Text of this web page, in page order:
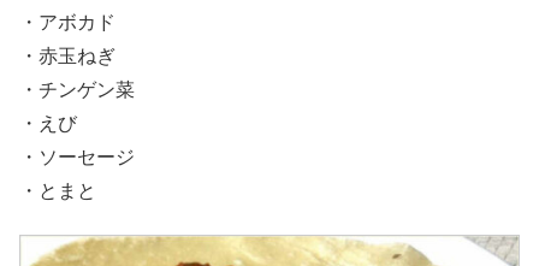
・アボカド
・赤玉ねぎ
・チンゲン菜
・えび
・ソーセージ
・とまと